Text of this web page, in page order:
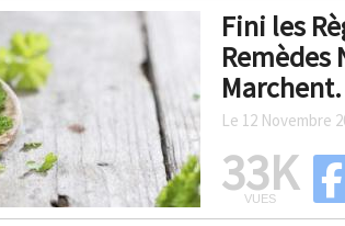
Fini les
Remèdes
Marchent.
Le 12 Novembre
33K
VUES